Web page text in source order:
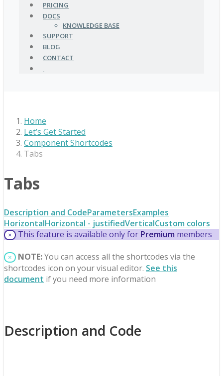
PRICING
DOCS
KNOWLEDGE BASE
SUPPORT
BLOG
CONTACT
Home
Let’s Get Started
Component Shortcodes
Tabs
Tabs
Description and CodeParametersExamples
HorizontalHorizontal - justifiedVerticalCustom colors
× This feature is available only for Premium members
× NOTE:You can access all the shortcodes via the
shortcodes icon on your visual editor. See this
document if you need more information
Description and Code